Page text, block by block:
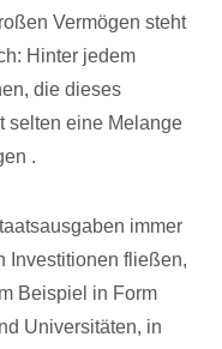
Vermögen steht
Hinter jedem
die dieses
selten eine Melange
.
immer
Investitionen fließen,
Beispiel in Form
Universitäten, in